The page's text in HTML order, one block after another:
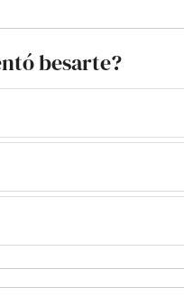
besarte?